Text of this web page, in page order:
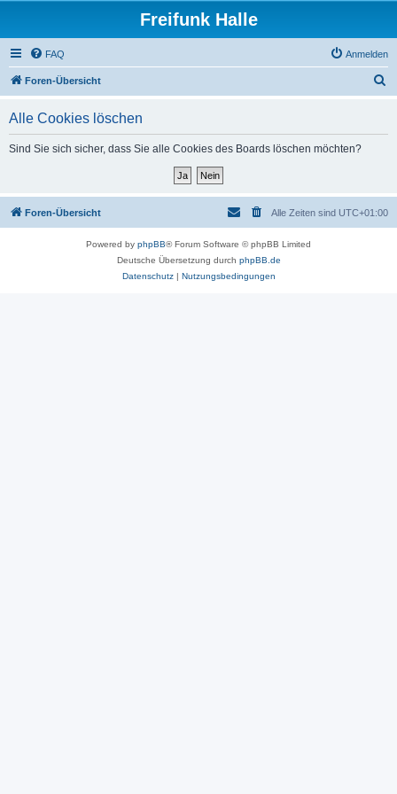
Freifunk Halle
FAQ Anmelden
Foren-Übersicht
Alle Cookies löschen
Sind Sie sich sicher, dass Sie alle Cookies des Boards löschen möchten?
Foren-Übersicht Alle Zeiten sind UTC+01:00
Powered by phpBB® Forum Software © phpBB Limited
Deutsche Übersetzung durch phpBB.de
Datenschutz| Nutzungsbedingungen